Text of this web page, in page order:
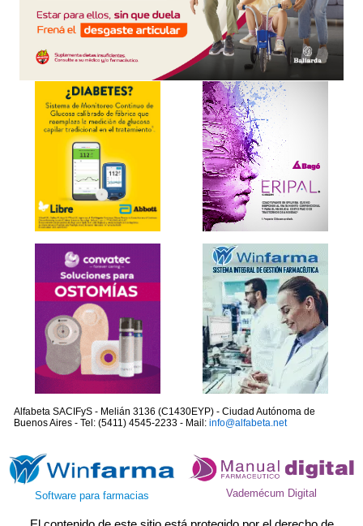
Otros productos consitagliptina
Otros productos deSiegfried
Alfabeta SACIFyS - Melián 3136 (C1430EYP) - Ciudad Autónoma de
Buenos Aires - Tel: (5411) 4545-2233 - Mail: info@alfabeta.net
Software para farmacias Vademécum Digital